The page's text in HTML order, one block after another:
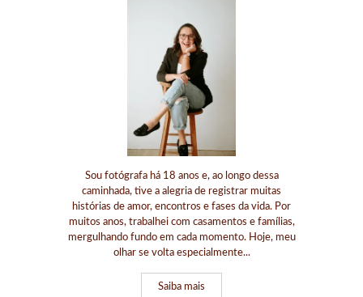
Sou fotógrafa há 18 anos e, ao longo dessa
caminhada, tive a alegria de registrar muitas
histórias de amor, encontros e fases da vida. Por
muitos anos, trabalhei com casamentos e famílias,
mergulhando fundo em cada momento. Hoje, meu
olhar se volta especialmente...
Saiba mais